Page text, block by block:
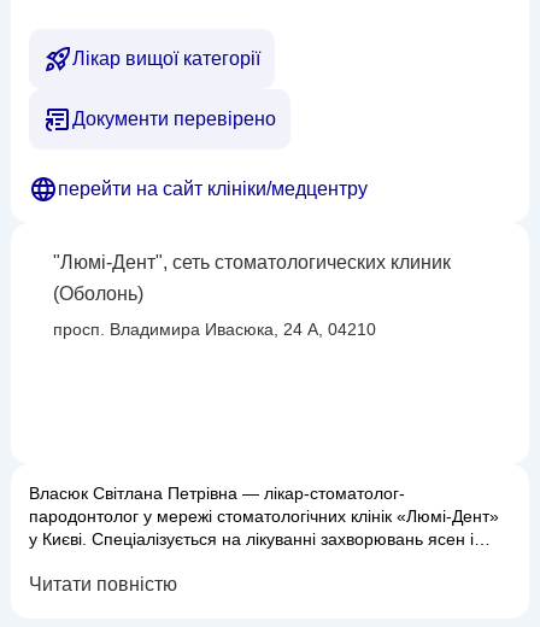
Лікар вищої категорії
Документи перевірено
перейти на сайт клініки/медцентру
"Люмі-Дент", сеть стоматологических клиник
(Оболонь)
просп. Владимира Ивасюка, 24 А, 04210
Власюк Світлана Петрівна — лікар-стоматолог-
пародонтолог у мережі стоматологічних клінік «Люмі-Дент»
у Києві. Спеціалізується на лікуванні захворювань ясен і
лікування запальних процесів ротової порожнини.
Читати повністю